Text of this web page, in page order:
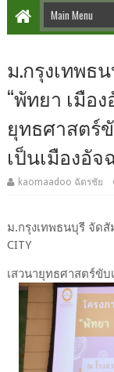
ม.กรุงเทพธ
“พัทยา เมือง
ยุทธศาสตร์
เป็นเมืองอัจ
kaomaadoo ฉัตรชัย
ม.กรุงเทพธนบุรี จัดสั
CITY
เสวนายุทธศาสตร์ขับ